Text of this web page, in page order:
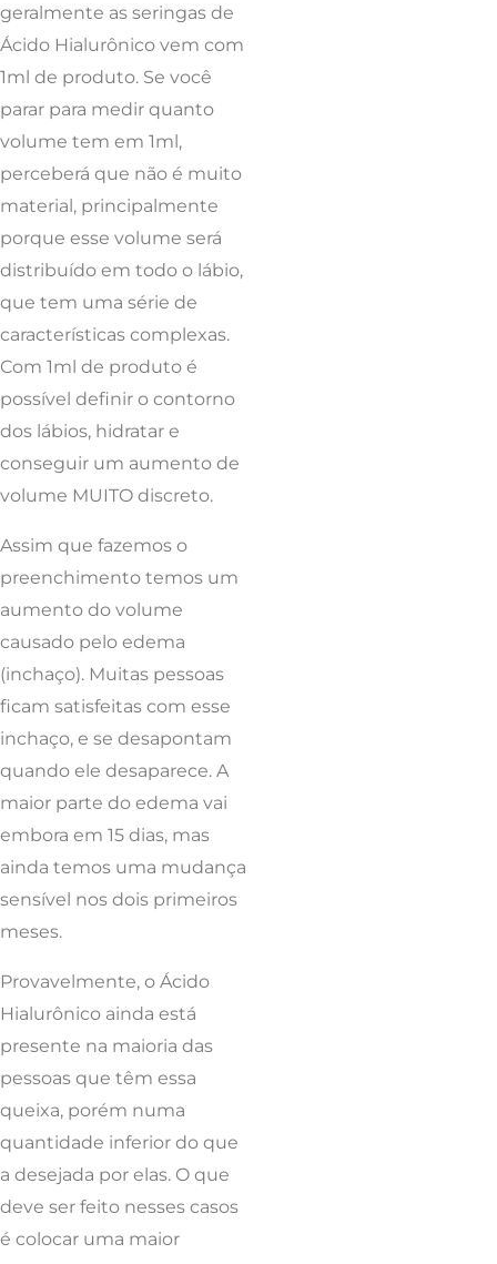
geralmente as seringas de
Ácido Hialurônico vem com
1ml de produto. Se você
parar para medir quanto
volume tem em 1ml,
perceberá que não é muito
material, principalmente
porque esse volume será
distribuído em todo o lábio,
que tem uma série de
características complexas.
Com 1ml de produto é
possível definir o contorno
dos lábios, hidratar e
conseguir um aumento de
volume MUITO discreto.
Assim que fazemos o
preenchimento temos um
aumento do volume
causado pelo edema
(inchaço). Muitas pessoas
ficam satisfeitas com esse
inchaço, e se desapontam
quando ele desaparece. A
maior parte do edema vai
embora em 15 dias, mas
ainda temos uma mudança
sensível nos dois primeiros
meses.
Provavelmente, o Ácido
Hialurônico ainda está
presente na maioria das
pessoas que têm essa
queixa, porém numa
quantidade inferior do que
a desejada por elas. O que
deve ser feito nesses casos
é colocar uma maior